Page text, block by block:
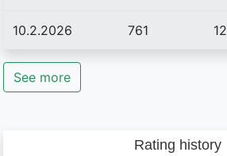
10.2.2026 761 12
See more
Rating history